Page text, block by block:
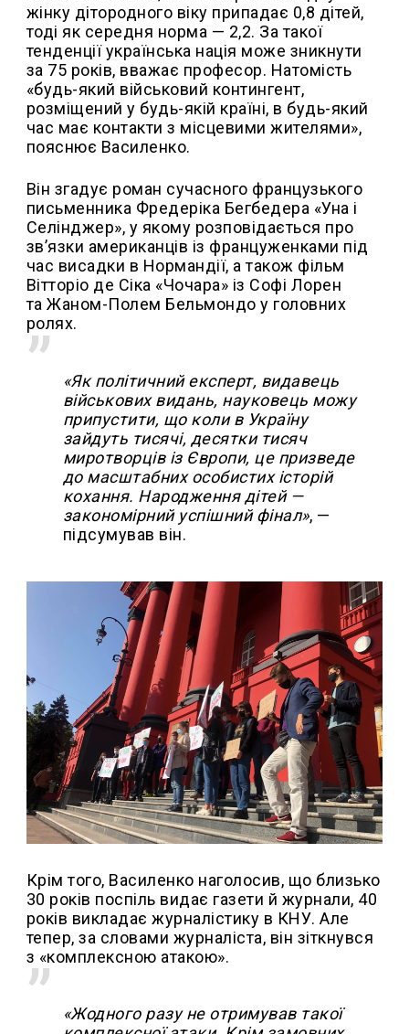
жінку дітородного віку припадає 0,8 дітей,
тоді як середня норма — 2,2. За такої
тенденції українська нація може зникнути
за 75 років, вважає професор. Натомість
«будь-який військовий контингент,
розміщений у будь-якій країні, в будь-який
час має контакти з місцевими жителями»,
пояснює Василенко.
Він згадує роман сучасного французького
письменника Фредеріка Бегбедера «Уна і
Селінджер», у якому розповідається про
зв’язки американців із француженками під
час висадки в Нормандії, а також фільм
Вітторіо де Сіка «Чочара» із Софі Лорен
та Жаном-Полем Бельмондо у головних
ролях.
«Як політичний експерт, видавець
військових видань, науковець можу
припустити, що коли в Україну
зайдуть тисячі, десятки тисяч
миротворців із Європи, це призведе
до масштабних особистих історій
кохання. Народження дітей —
закономірний успішний фінал», —
підсумував він.
Крім того, Василенко наголосив, що близько
30 років поспіль видає газети й журнали, 40
років викладає журналістику в КНУ. Але
тепер, за словами журналіста, він зіткнувся
з «комплексною атакою».
«Жодного разу не отримував такої